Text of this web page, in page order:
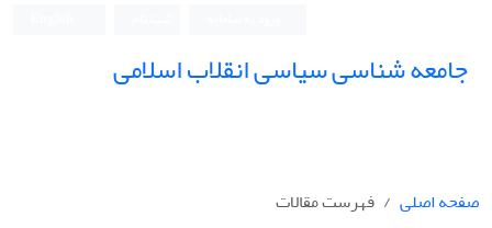
جامعه شناسی سیاسی انقلاب اسلامی
صفحه اصلی
فهرست مقالات